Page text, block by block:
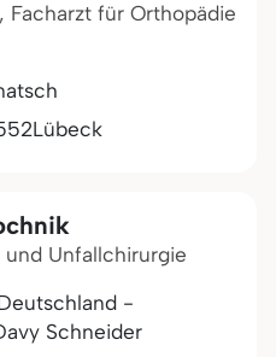
Facharzt für Orthopädie
Lübeck
Unfallchirurgie
-
Schneider